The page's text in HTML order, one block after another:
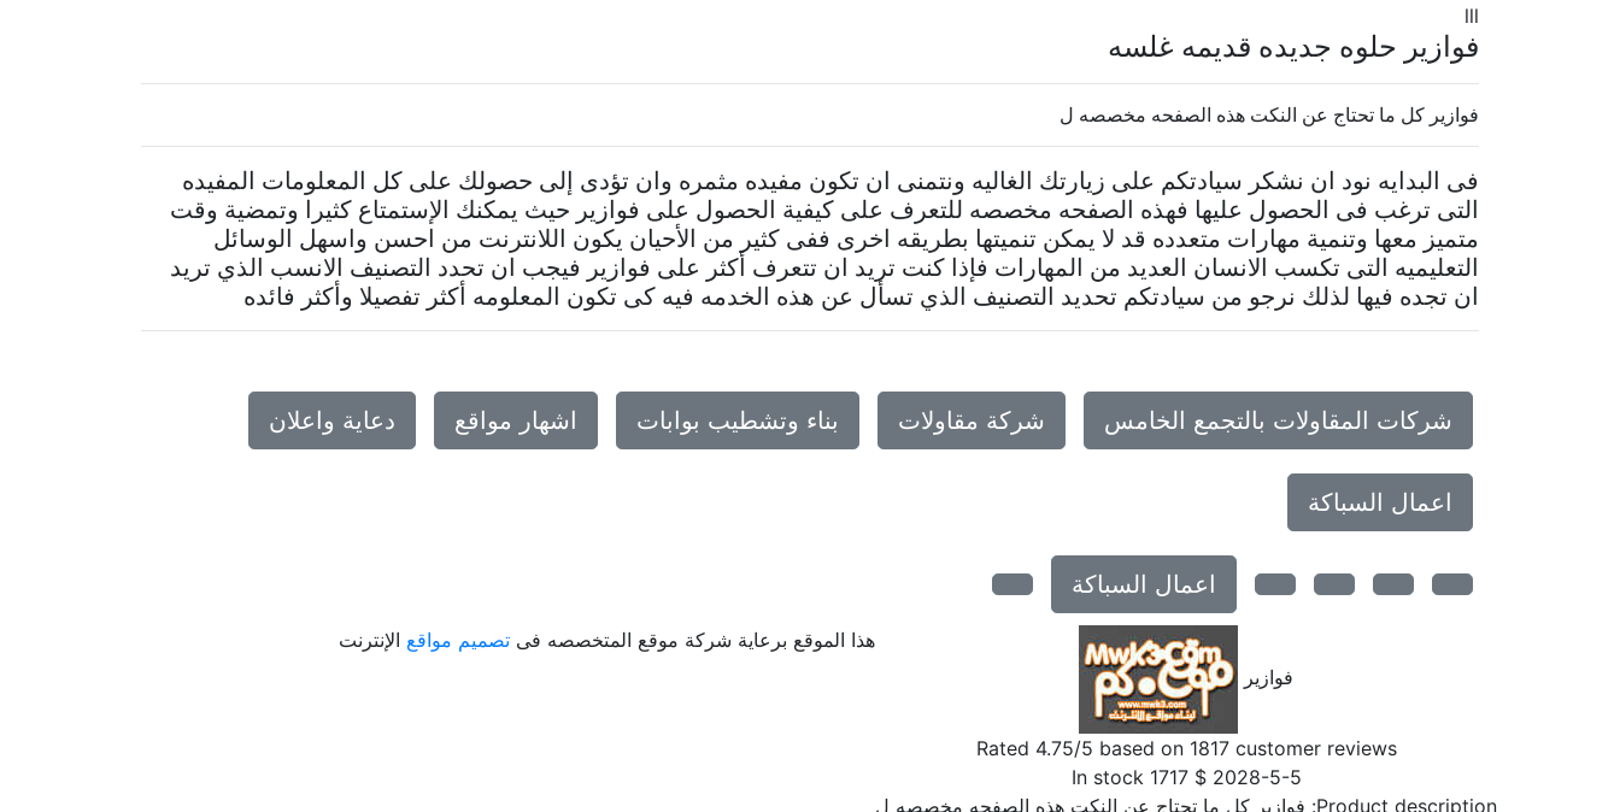
lll
فوازير حلوه جديده قديمه غلسه
فوازير كل ما تحتاج عن النكت هذه الصفحه مخصصه ل
فى البدايه نود ان نشكر سيادتكم على زيارتك الغاليه ونتمنى ان تكون مفيده مثمره وان تؤدى إلى حصولك على كل المعلومات المفيده
التى ترغب فى الحصول عليها فهذه الصفحه مخصصه للتعرف على كيفية الحصول على فوازير حيث يمكنك الإستمتاع كثيرا وتمضية وقت
متميز معها وتنمية مهارات متعدده قد لا يمكن تنميتها بطريقه اخرى ففى كثير من الأحيان يكون اللانترنت من احسن واسهل الوسائل
التعليميه التى تكسب الانسان العديد من المهارات فإذا كنت تريد ان تتعرف أكثر على فوازير فيجب ان تحدد التصنيف الانسب الذي تريد
ان تجده فيها لذلك نرجو من سيادتكم تحديد التصنيف الذي تسأل عن هذه الخدمه فيه كى تكون المعلومه أكثر تفصيلا وأكثر فائده
شركات المقاولات بالتجمع الخامس شركة مقاولات بناء وتشطيب بوابات اشهار مواقع دعاية واعلان
اعمال السباكة
اعمال السباكة
فوازير
Rated 4.75/5 based on 1817customer reviews
2028-5-5
$
1717
In stock
Product description: فوازير كل ما تحتاج عن النكت هذه الصفحه مخصصه ل
هذا الموقع برعاية شركة موقع المتخصصه فى تصميم مواقع الإنترنت